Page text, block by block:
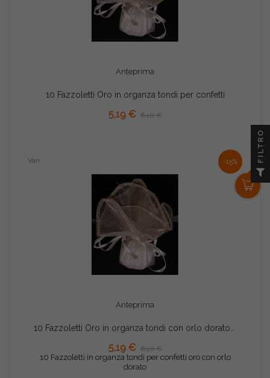
Anteprima
10 Fazzoletti Oro in organza tondi per confetti
5,19 € 6,10 €
-15%
Anteprima
Vari
5,19 € 6,10 €
10 Fazzoletti in organza tondi per confetti oro con orlo
dorato
AGGIUNGI AL CARRELLO
FILTRO